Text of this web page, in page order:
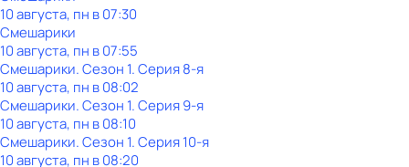
10 августа, пн в 07:30
Смешарики
10 августа, пн в 07:55
Смешарики. Сезон 1. Серия 8-я
10 августа, пн в 08:02
Смешарики. Сезон 1. Серия 9-я
10 августа, пн в 08:10
Смешарики. Сезон 1. Серия 10-я
10 августа, пн в 08:20